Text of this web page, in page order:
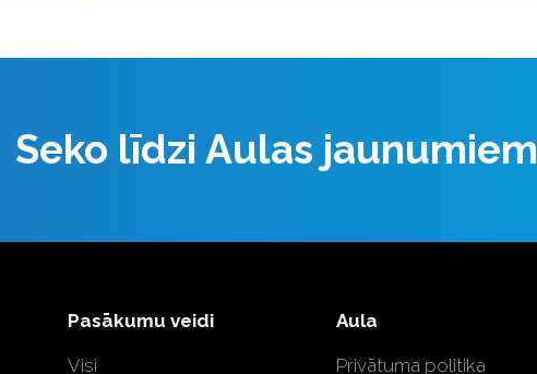
Seko līdzi Aulas jaunumiem
Pasākumu veidi
Visi
Aula
Privātuma politika